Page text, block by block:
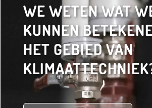
WE WETEN WAT
KUNNEN
HET GEBIED VAN